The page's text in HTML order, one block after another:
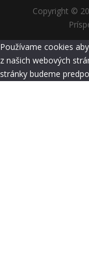
Copyright ©
Používame cookies
z našich webových
stránky budeme